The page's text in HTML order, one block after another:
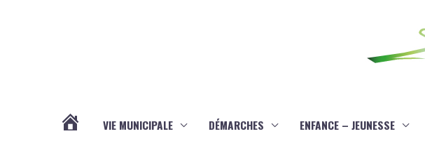
VIE MUNICIPALE DÉMARCHES ENFANCE – JEUNESSE